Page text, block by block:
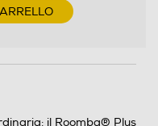
il Roomba® Plus